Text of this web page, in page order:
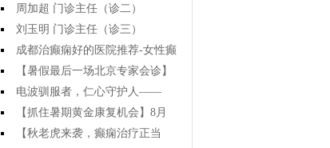
周加超 门诊主任（诊二）
刘玉明 门诊主任（诊三）
成都治癫痫好的医院推荐-女性癫
痫患者能哺乳吗？
【暑假最后一场北京专家会诊】
8月22-24日，北京大学首钢医院高
伟教授亲临成都免费会诊，助力健
康新学
电波驯服者，仁心守护人——
8.19中国医师节致敬神康抗癫团队
【抓住暑期黄金康复机会】8月
15-17日，首都医科大学附属北京天
【秋老虎来袭，癫痫治疗正当